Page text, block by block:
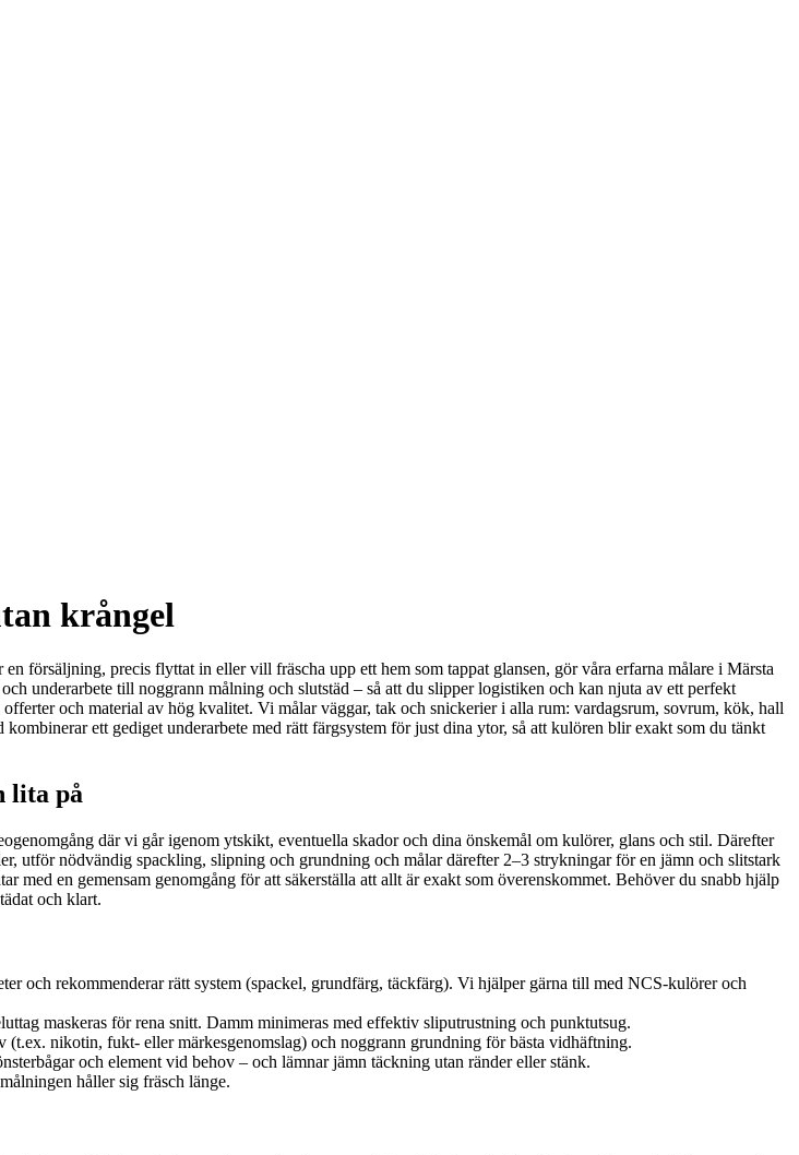
krångel
försäljning, precis flyttat in eller vill fräscha upp ett hem som tappat glansen, gör våra erfarna målare i Märsta
underarbete till noggrann målning och slutstäd – så att du slipper logistiken och kan njuta av ett perfekt
och material av hög kvalitet. Vi målar väggar, tak och snickerier i alla rum: vardagsrum, sovrum, kök, hall
ett gediget underarbete med rätt färgsystem för just dina ytor, så att kulören blir exakt som du tänkt
lita på
där vi går igenom ytskikt, eventuella skador och dina önskemål om kulörer, glans och stil. Därefter
utför nödvändig spackling, slipning och grundning och målar därefter 2–3 strykningar för en jämn och slitstark
en gemensam genomgång för att säkerställa att allt är exakt som överenskommet. Behöver du snabb hjälp
och klart.
och rekommenderar rätt system (spackel, grundfärg, täckfärg). Vi hjälper gärna till med NCS-kulörer och
maskeras för rena snitt. Damm minimeras med effektiv sliputrustning och punktutsug.
nikotin, fukt- eller märkesgenomslag) och noggrann grundning för bästa vidhäftning.
och element vid behov – och lämnar jämn täckning utan ränder eller stänk.
håller sig fräsch länge.